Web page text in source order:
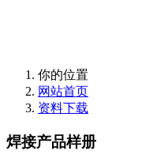
你的位置
网站首页
资料下载
焊接产品样册